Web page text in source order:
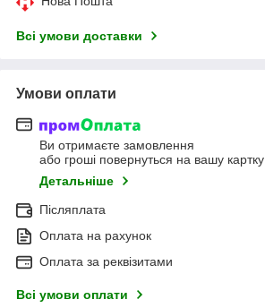
Всі умови доставки
Умови оплати
Ви отримаєте замовлення
або гроші повернуться на вашу картку
Детальніше
Післяплата
Оплата на рахунок
Оплата за реквізитами
Всі умови оплати